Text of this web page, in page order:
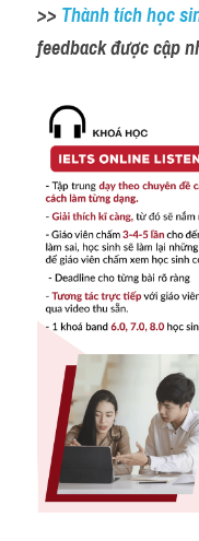
>> Thành tích học
feedback được cập